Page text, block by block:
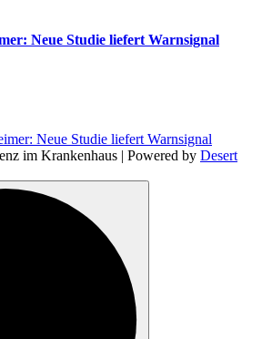
Neue Studie liefert Warnsignal
im Krankenhaus | Powered by Desert